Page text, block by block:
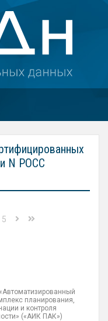
N РОСС
5
планирования,
и контроля
(«АИК ПАК»)